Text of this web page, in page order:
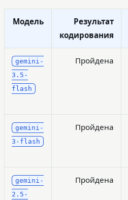
Модель
Результат
кодирования
gemini-
3.5-
flash
Пройдена
gemini-
3-flash
Пройдена
gemini-
2.5-
Пройдена